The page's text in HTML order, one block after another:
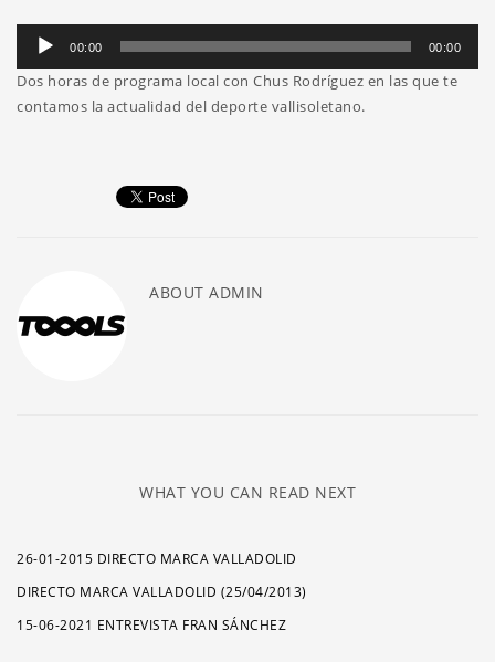
Reproductor
audio
00:00 00:00
Dos horas de programa local con Chus Rodríguez en las que te
contamos la actualidad del deporte vallisoletano.
ABOUT ADMIN
WHAT YOU CAN READ NEXT
26-01-2015 DIRECTO MARCA VALLADOLID
DIRECTO MARCA VALLADOLID (25/04/2013)
15-06-2021 ENTREVISTA FRAN SÁNCHEZ